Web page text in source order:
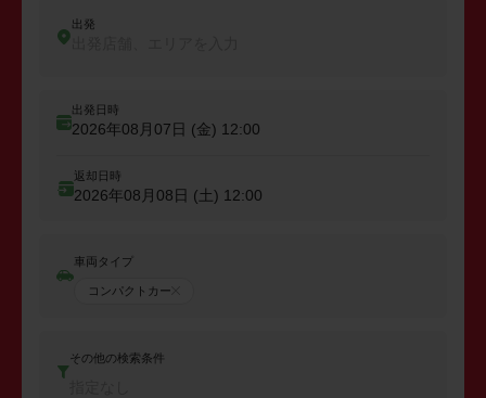
出発
出発日時
2026年08月07日 (金) 12:00
返却日時
2026年08月08日 (土) 12:00
車両タイプ
コンパクトカー
その他の検索条件